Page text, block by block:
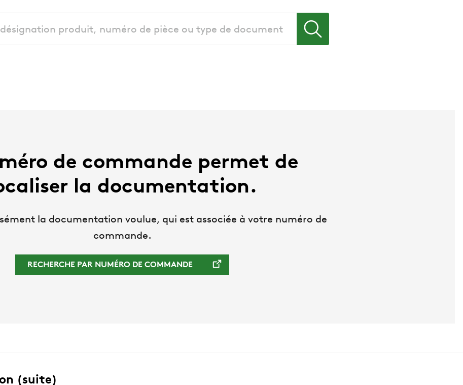
de commande permet de
la documentation.
la documentation voulue, qui est associée à votre numéro de
commande.
RECHERCHE PAR NUMÉRO DE COMMANDE
(suite)